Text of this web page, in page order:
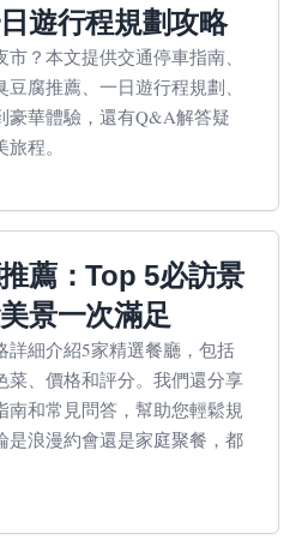
遊行程規劃攻略
？本文提供交通停車指南、
腐推薦、一日遊行程規劃、
豪華體驗，還有Q&A解答疑
程。
薦：Top 5必訪景
景一次滿足
詳細介紹5家精選餐廳，包括
菜、價格和評分。我們還分享
南和常見問答，幫助您輕鬆規
是浪漫約會還是家庭聚餐，都